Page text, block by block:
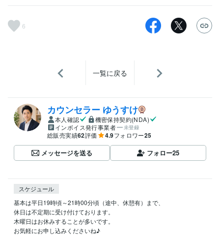
6
一覧に戻る
カウンセラー ゆうすけ
本人確認
機密保持契約(NDA)
インボイス発行事業者
未登録
総販売実績62評価 4.9フォロワー25
メッセージを送る フォロー25
スケジュール
基本は平日19時頃～21時00分頃（途中、休憩有）まで、
休日は不定期に受け付けております。
木曜日はお休みすることが多いです。
お気軽にお申し込みくださいね♪